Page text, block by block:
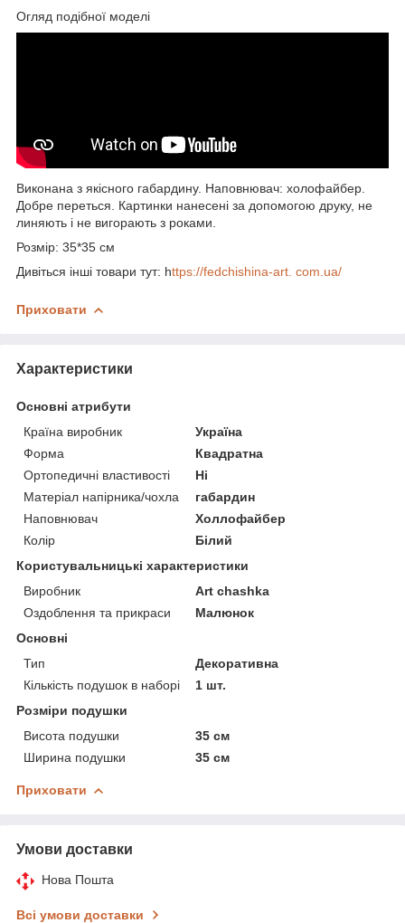
Огляд подібної моделі
Виконана з якісного габардину. Наповнювач: холофайбер.
Добре переться. Картинки нанесені за допомогою друку, не
линяють і не вигорають з роками.
Розмір: 35*35 см
Дивіться інші товари тут: https://fedchishina-art. com.ua/
Приховати
Характеристики
Основні атрибути
Країна виробник
Україна
Форма
Квадратна
Ортопедичні властивості
Ні
Матеріал напірника/чохла
габардин
Наповнювач
Холлофайбер
Колір
Білий
Користувальницькі характеристики
Виробник
Art chashka
Оздоблення та прикраси
Малюнок
Основні
Тип
Декоративна
Кількість подушок в наборі
1 шт.
Розміри подушки
Висота подушки
35 см
Ширина подушки
35 см
Приховати
Умови доставки
Нова Пошта
Всі умови доставки